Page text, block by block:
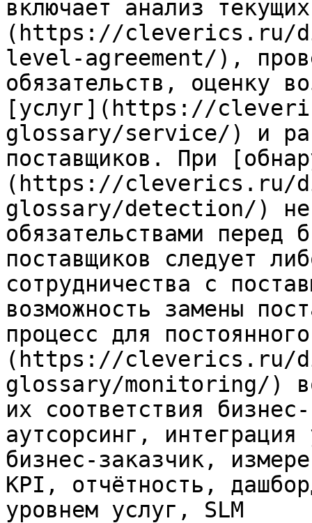
включает анализ
(https://cleverics.ru/
level-agreement/),
обязательств, оценку
[услуг](https://
glossary/service/) и
поставщиков. При
(https://cleverics.ru/
glossary/detection/)
обязательствами перед
поставщиков следует
сотрудничества с
возможность замены
процесс для
(https://cleverics.ru/
glossary/monitoring/)
их соответствия
аутсорсинг,
бизнес-заказчик,
KPI, отчётность,
уровнем услуг, SLM